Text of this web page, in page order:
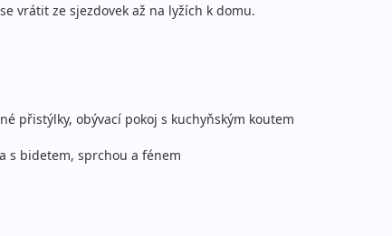
vrátit ze sjezdovek až na lyžích k domu.
přistýlky, obývací pokoj s kuchyňským koutem
s bidetem, sprchou a fénem